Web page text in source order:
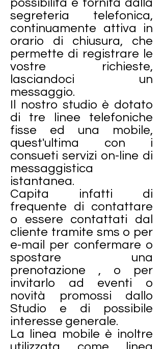
possibilità è fornita dalla
segreteria telefonica,
continuamente attiva in
orario di chiusura, che
permette di registrare le
vostre richieste,
lasciandoci un
messaggio.
Il nostro studio è dotato
di tre linee telefoniche
fisse ed una mobile,
quest'ultima con i
consueti servizi on-line di
messaggistica
istantanea.
Capita infatti di
frequente di contattare
o essere contattati dal
cliente tramite sms o per
e-mail per confermare o
spostare una
prenotazione , o per
invitarlo ad eventi o
novità promossi dallo
Studio e di possibile
interesse generale.
La linea mobile è inoltre